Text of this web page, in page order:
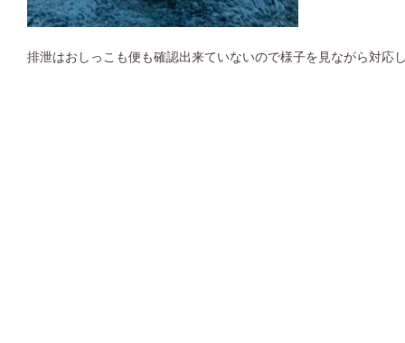
排泄はおしっこも便も確認出来ていないので様子を見ながら対応